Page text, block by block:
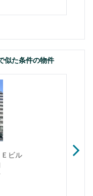
似た条件の物件
ビル